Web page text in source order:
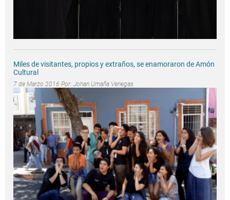
Miles de visitantes, propios y extraños, se enamoraron de Amón
Cultural
7 de Marzo 2016 Por: Johan Umaña Venegas